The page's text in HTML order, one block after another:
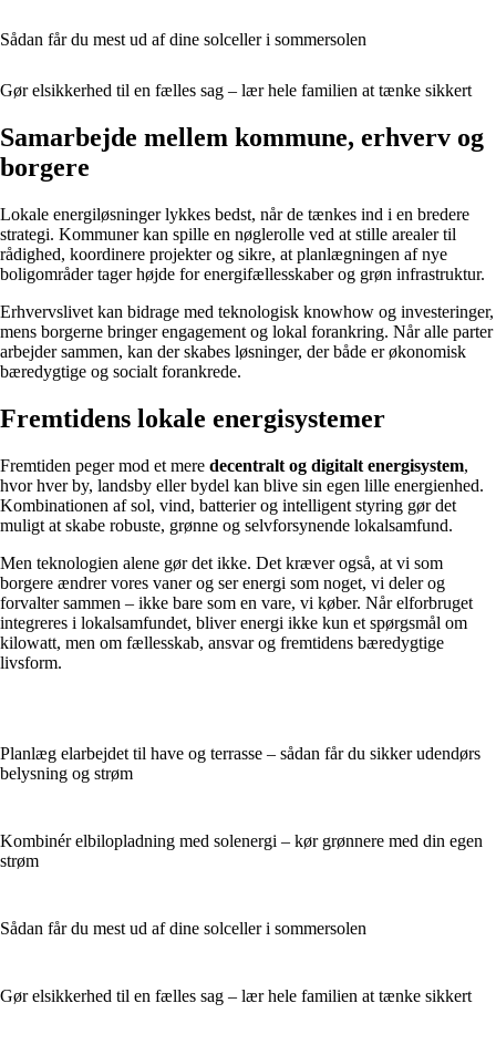
Sådan får du mest ud af dine solceller i sommersolen
Gør elsikkerhed til en fælles sag – lær hele familien at tænke sikkert
Samarbejde mellem kommune, erhverv og
borgere
Lokale energiløsninger lykkes bedst, når de tænkes ind i en bredere
strategi. Kommuner kan spille en nøglerolle ved at stille arealer til
rådighed, koordinere projekter og sikre, at planlægningen af nye
boligområder tager højde for energifællesskaber og grøn infrastruktur.
Erhvervslivet kan bidrage med teknologisk knowhow og investeringer,
mens borgerne bringer engagement og lokal forankring. Når alle parter
arbejder sammen, kan der skabes løsninger, der både er økonomisk
bæredygtige og socialt forankrede.
Fremtidens lokale energisystemer
Fremtiden peger mod et mere decentralt og digitalt energisystem,
hvor hver by, landsby eller bydel kan blive sin egen lille energienhed.
Kombinationen af sol, vind, batterier og intelligent styring gør det
muligt at skabe robuste, grønne og selvforsynende lokalsamfund.
Men teknologien alene gør det ikke. Det kræver også, at vi som
borgere ændrer vores vaner og ser energi som noget, vi deler og
forvalter sammen – ikke bare som en vare, vi køber. Når elforbruget
integreres i lokalsamfundet, bliver energi ikke kun et spørgsmål om
kilowatt, men om fællesskab, ansvar og fremtidens bæredygtige
livsform.
Planlæg elarbejdet til have og terrasse – sådan får du sikker udendørs
belysning og strøm
Kombinér elbilopladning med solenergi – kør grønnere med din egen
strøm
Sådan får du mest ud af dine solceller i sommersolen
Gør elsikkerhed til en fælles sag – lær hele familien at tænke sikkert